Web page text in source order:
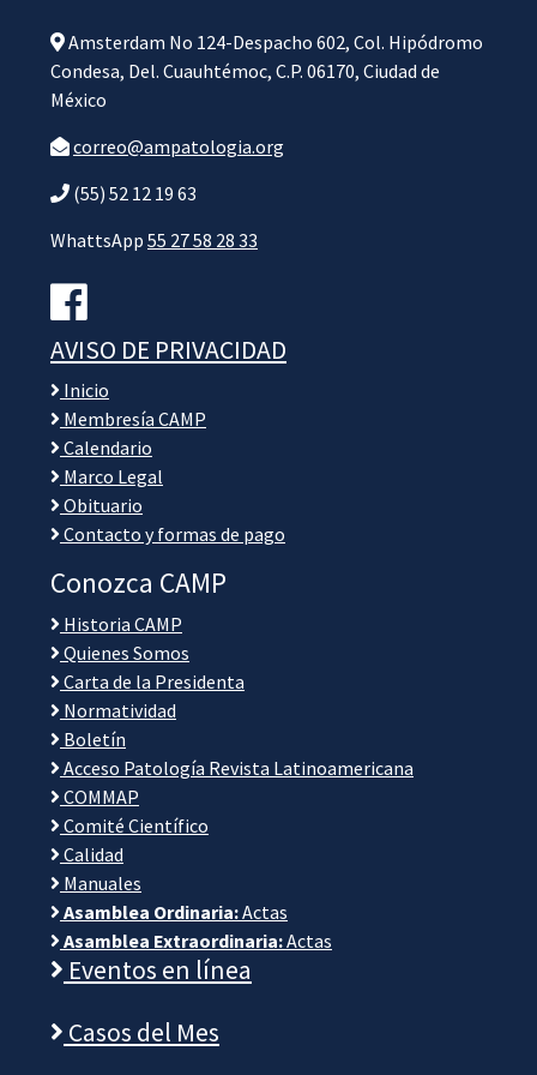
Amsterdam No 124-Despacho 602, Col. Hipódromo
Condesa, Del. Cuauhtémoc, C.P. 06170, Ciudad de
México
correo@ampatologia.org
(55) 52 12 19 63
WhattsApp 55 27 58 28 33
AVISO DE PRIVACIDAD
Inicio
Membresía CAMP
Calendario
Marco Legal
Obituario
Contacto y formas de pago
Conozca CAMP
Historia CAMP
Quienes Somos
Carta de la Presidenta
Normatividad
Boletín
Acceso Patología Revista Latinoamericana
COMMAP
Comité Científico
Calidad
Manuales
Asamblea Ordinaria:Actas
Asamblea Extraordinaria:Actas
Eventos en línea
Casos del Mes